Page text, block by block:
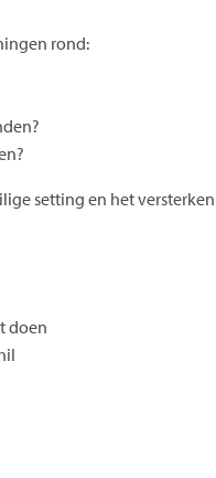
rond:
setting en het
doen